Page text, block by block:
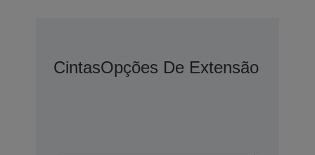
CintasOpções De Extensão De